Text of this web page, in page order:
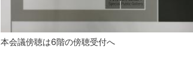
本会議傍聴は6階の傍聴受付へ